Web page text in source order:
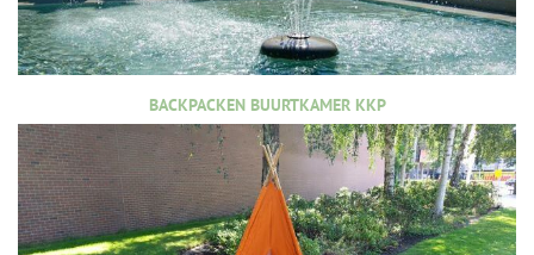
BACKPACKEN BUURTKAMER KKP